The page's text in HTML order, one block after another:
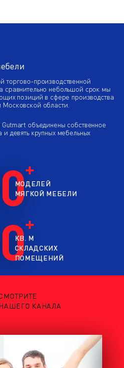
производственной
сравнительно небольшой срок мы
позиций в сфере производства
области.
объединены собственное
девять крупных мебельных
МОДЕЛЕЙ
МЯГКОЙ МЕБЕЛИ
КВ. М
СКЛАДСКИХ
ПОМЕЩЕНИЙ
КАНАЛА